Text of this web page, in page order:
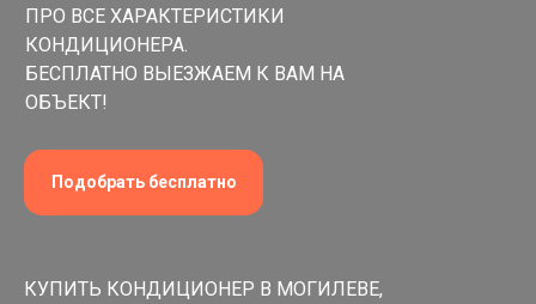
ПРО ВСЕ ХАРАКТЕРИСТИКИ
КОНДИЦИОНЕРА.
БЕСПЛАТНО ВЫЕЗЖАЕМ К ВАМ НА
ОБЪЕКТ!
Подобрать бесплатно
КУПИТЬ КОНДИЦИОНЕР В МОГИЛЕВЕ,